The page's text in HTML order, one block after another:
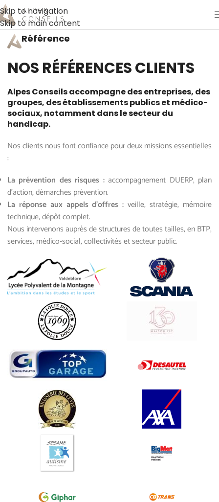
Skip to navigation
Skip to main content
Référence
NOS RÉFÉRENCES CLIENTS
Alpes Conseils accompagne des entreprises, des
groupes, des établissements publics et médico-
sociaux, notamment dans le secteur du
handicap.
Nos clients nous font confiance pour deux missions essentielles
:
La prévention des risques :accompagnement DUERP, plan
d’action, démarches prévention.
La réponse aux appels d’offres : veille, stratégie, mémoire
technique, dépôt complet.
Nous intervenons auprès de structures de toutes tailles, en BTP,
services, médico-social, collectivités et secteur public.